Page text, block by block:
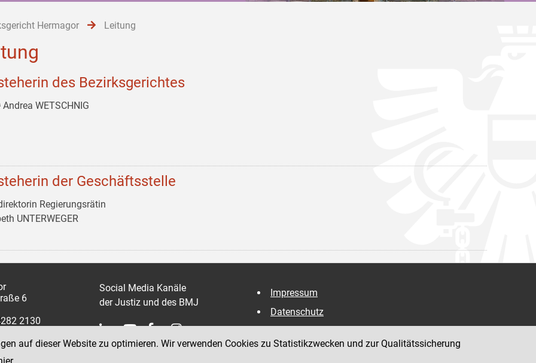
Hermagor Leitung
des Bezirksgerichtes
Andrea WETSCHNIG
der Geschäftsstelle
Regierungsrätin
UNTERWEGER
6
2130
Social Media Kanäle
der Justiz und des BMJ
Impressum
Datenschutz
Hinweisgeber:innenplattform (für Mitarbeiter:innen)
auf dieser Website zu optimieren. Wir verwenden Cookies zu Statistikzwecken und zur Qualitätssicherung